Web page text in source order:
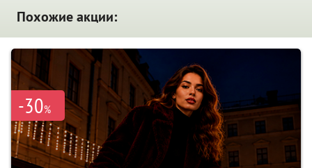
Похожие акции:
-30%